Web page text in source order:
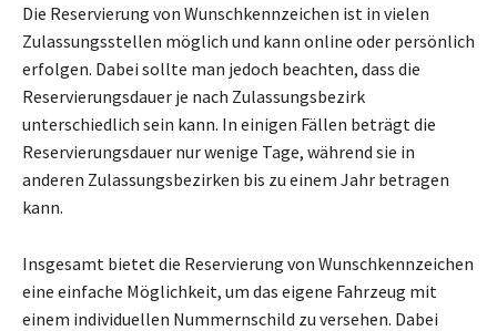
Die Reservierung von Wunschkennzeichen ist in vielen
Zulassungsstellen möglich und kann online oder persönlich
erfolgen. Dabei sollte man jedoch beachten, dass die
Reservierungsdauer je nach Zulassungsbezirk
unterschiedlich sein kann. In einigen Fällen beträgt die
Reservierungsdauer nur wenige Tage, während sie in
anderen Zulassungsbezirken bis zu einem Jahr betragen
kann.
Insgesamt bietet die Reservierung von Wunschkennzeichen
eine einfache Möglichkeit, um das eigene Fahrzeug mit
einem individuellen Nummernschild zu versehen. Dabei